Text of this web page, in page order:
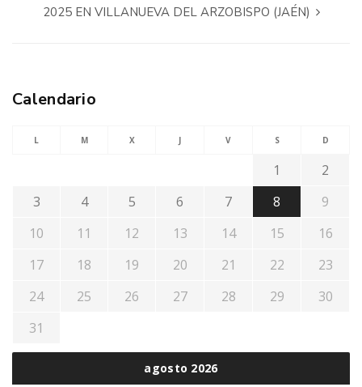
2025 EN VILLANUEVA DEL ARZOBISPO (JAÉN)
Calendario
agosto 2026
L M X J V S D
1
2
3
4 5 6 7 8
9
10
11 12 13 14 15
16
17
18 19 20 21 22
23
24
25 26 27 28 29
30
31